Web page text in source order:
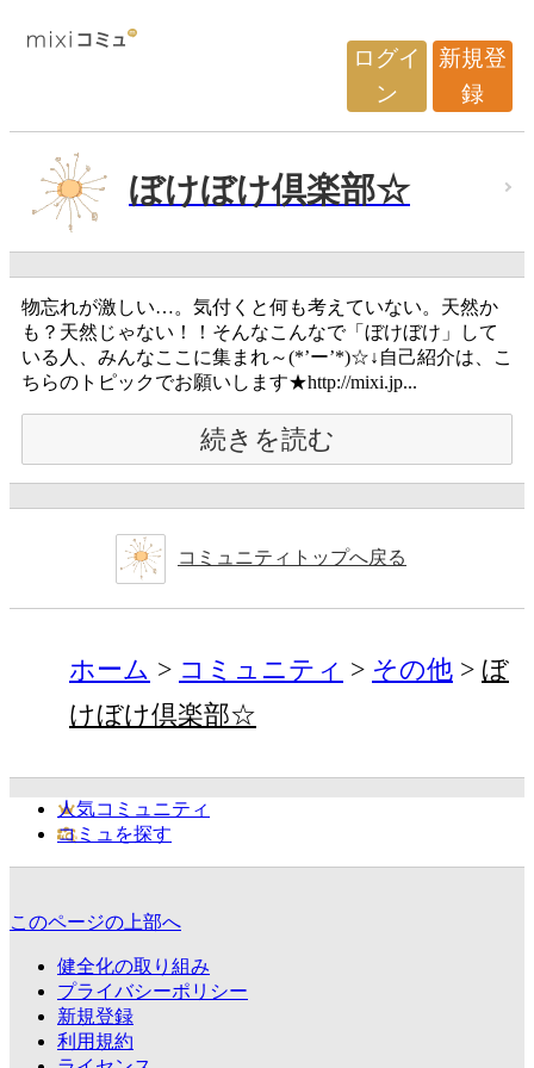
ログイ
ン
新規登
録
ぼけぼけ倶楽部☆
物忘れが激しい…。気付くと何も考えていない。天然か
も？天然じゃない！！そんなこんなで「ぼけぼけ」して
いる人、みんなここに集まれ～(*’ー’*)☆↓自己紹介は、こ
ちらのトピックでお願いします★http://mixi.jp...
続きを読む
コミュニティトップへ戻る
ホーム コミュニティ その他
ぼ
けぼけ倶楽部☆
人気コミュニティ
コミュを探す
このページの上部へ
健全化の取り組み
プライバシーポリシー
新規登録
利用規約